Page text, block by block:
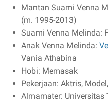
Mantan Suami Venna
(m. 1995-2013)
Suami Venna Melinda:
Anak Venna Melinda:
Vania Athabina
Hobi: Memasak
Pekerjaan: Aktris,
Almamater: Universitas